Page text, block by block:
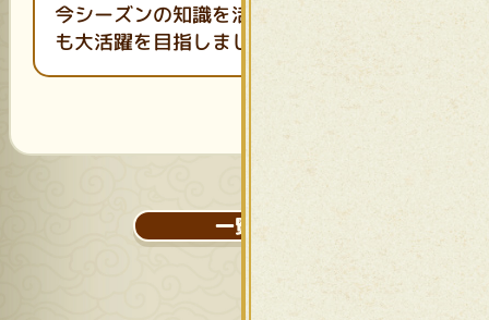
今シーズンの知識を活かして次シーズンで
も大活躍を目指しましょう
一覧へ